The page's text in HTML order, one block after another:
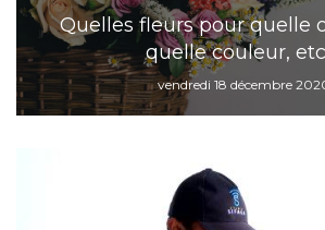
Quelles fleurs pour quelle
quelle couleur,
vendredi 18 décembre